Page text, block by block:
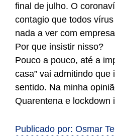
final de julho. O
contagio que todos
nada a ver com
Por que insistir nisso?
Pouco a pouco, até a
casa” vai admitindo que
sentido. Na minha
Quarentena e lockdown
Publicado por: Osmar